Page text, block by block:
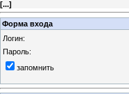
[...]
Форма входа
Логин:
Пароль:
запомнить